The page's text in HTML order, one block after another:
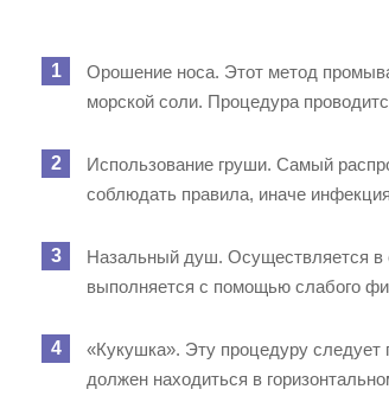
Орошение носа. Этот метод
морской соли. Процедура
Использование груши. Самый
соблюдать правила, иначе
Назальный душ. Осуществляется в
выполняется с помощью слабого
«Кукушка». Эту процедуру следует
должен находиться в